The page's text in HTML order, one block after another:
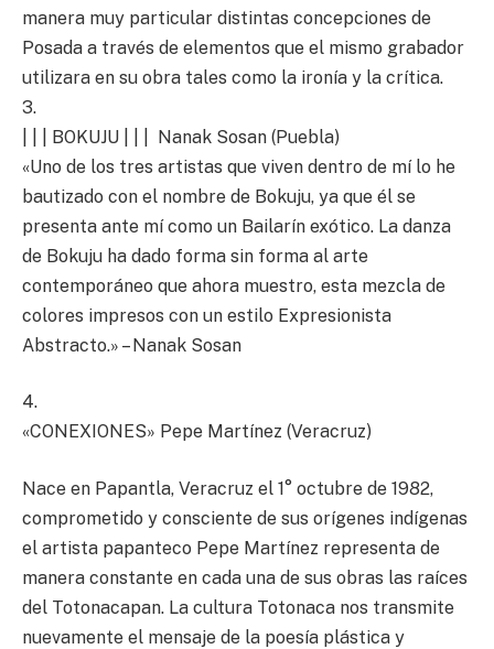
manera muy particular distintas concepciones de
Posada a través de elementos que el mismo grabador
utilizara en su obra tales como la ironía y la crítica.
3.
| | | BOKUJU | | | Nanak Sosan (Puebla)
«Uno de los tres artistas que viven dentro de mí lo he
bautizado con el nombre de Bokuju, ya que él se
presenta ante mí como un Bailarín exótico. La danza
de Bokuju ha dado forma sin forma al arte
contemporáneo que ahora muestro, esta mezcla de
colores impresos con un estilo Expresionista
Abstracto.» – Nanak Sosan
4.
«CONEXIONES» Pepe Martínez (Veracruz)
Nace en Papantla, Veracruz el 1° octubre de 1982,
comprometido y consciente de sus orígenes indígenas
el artista papanteco Pepe Martínez representa de
manera constante en cada una de sus obras las raíces
del Totonacapan. La cultura Totonaca nos transmite
nuevamente el mensaje de la poesía plástica y